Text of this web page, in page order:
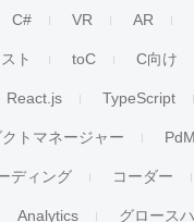
C# VR AR
ト toC C向け
React.js TypeScript
トマネージャー PdM
ディング コーダー
Analytics グロース